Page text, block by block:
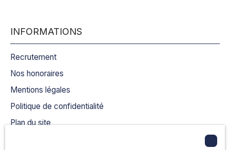
INFORMATIONS
Recrutement
Nos honoraires
Mentions légales
Politique de confidentialité
Plan du site